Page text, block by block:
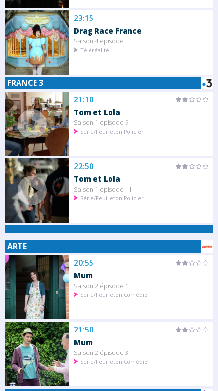
23:15
Drag Race France
Saison 4 épisode
Téléréalité
FRANCE 3
21:10
Tom et Lola
Saison 1 épisode 9
Série/Feuilleton Policier
22:50
Tom et Lola
Saison 1 épisode 11
Série/Feuilleton Policier
ARTE
20:55
Mum
Saison 2 épisode 1
Série/Feuilleton Comédie
21:50
Mum
Saison 2 épisode 3
Série/Feuilleton Comédie